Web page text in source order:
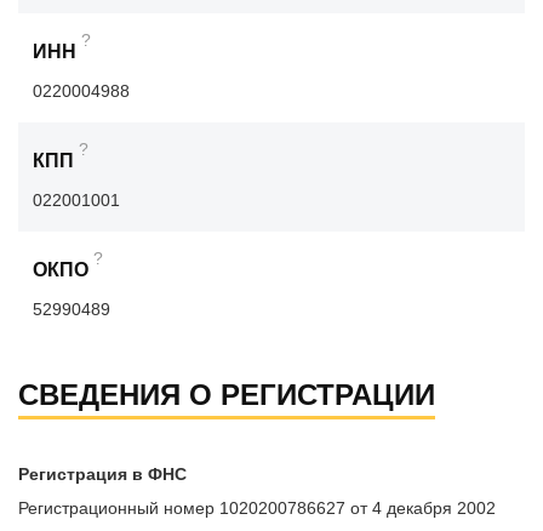
ИНН
?
0220004988
КПП
?
022001001
ОКПО
?
52990489
СВЕДЕНИЯ О РЕГИСТРАЦИИ
Регистрация в ФНС
Регистрационный номер 1020200786627 от 4 декабря 2002